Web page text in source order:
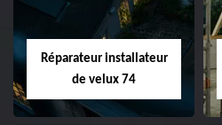
Réparateur installateur
de velux 74